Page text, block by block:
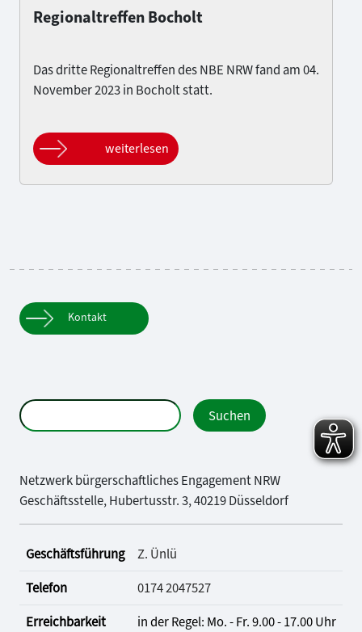
Regionaltreffen Bocholt
Das dritte Regionaltreffen des NBE NRW fand am 04.
November 2023 in Bocholt statt.
weiterlesen
Kontakt
Netzwerk bürgerschaftliches Engagement NRW
Geschäftsstelle, Hubertusstr. 3, 40219 Düsseldorf
Geschäftsführung
Z. Ünlü
Telefon
0174 2047527
Erreichbarkeit
in der Regel: Mo. - Fr. 9.00 - 17.00 Uhr